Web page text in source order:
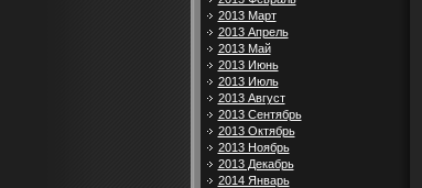
2013 Март
2013 Апрель
2013 Май
2013 Июнь
2013 Июль
2013 Август
2013 Сентябрь
2013 Октябрь
2013 Ноябрь
2013 Декабрь
2014 Январь